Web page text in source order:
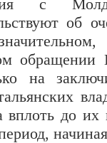
с
об
обращении
на
вплоть до их